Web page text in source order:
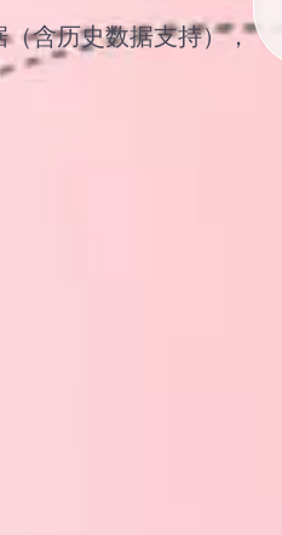
含历史数据支持），